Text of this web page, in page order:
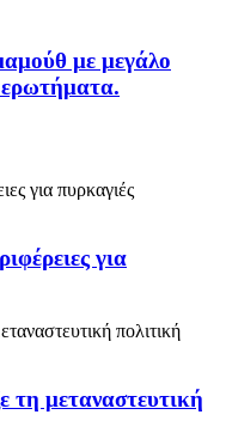
με μεγάλο
για
μεταναστευτική